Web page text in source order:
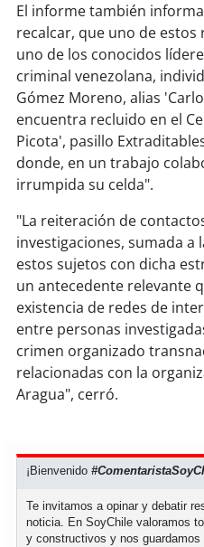
El informe también
recalcar, que uno de estos
uno de los conocidos
criminal venezolana,
Gómez Moreno, alias
encuentra recluido en el
Picota', pasillo
donde, en un trabajo
irrumpida su celda".
"La reiteración de
investigaciones, sumada a
estos sujetos con dicha
un antecedente relevante
existencia de redes de
entre personas
crimen organizado
relacionadas con la
Aragua", cerró.
¡Bienvenido
Te invitamos a opinar y debatir
noticia. En SoyChile valoramos
y constructivos y nos